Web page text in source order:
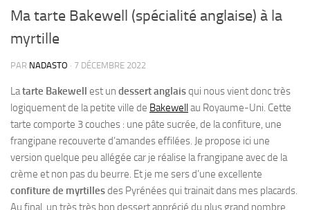
Ma tarte Bakewell (spécialité anglaise) à la
myrtille
PAR NADASTO · 7 DÉCEMBRE 2022
Latarte Bakewell est un dessert anglaisqui nous vient donc très
logiquement de la petite ville de Bakewellau Royaume-Uni. Cette
tarte comporte 3 couches : une pâte sucrée, de la confiture, une
frangipane recouverte d’amandes effilées. Je propose ici une
version quelque peu allégée car je réalise la frangipane avec de la
crème et non pas du beurre. Et je me sers d’une excellente
confiture de myrtillesdes Pyrénées qui trainait dans mes placards.
Au final, un très très bon dessert apprécié du plus grand nombre.